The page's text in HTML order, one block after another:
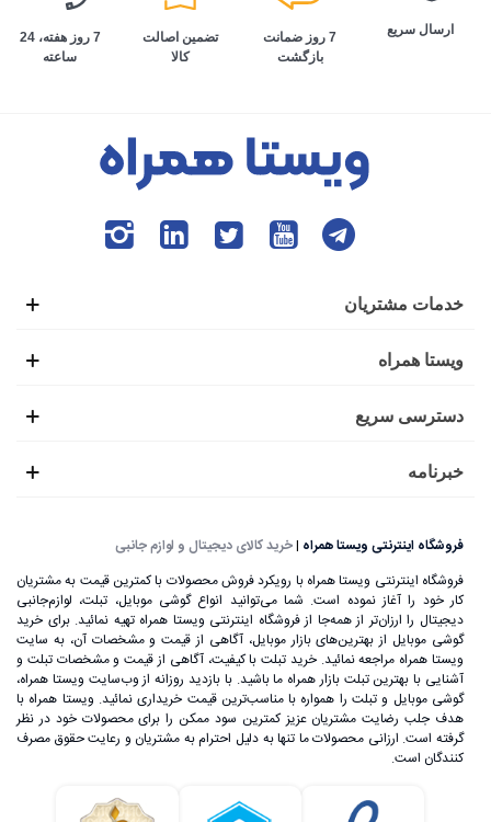
ارسال سریع
7 روز ضمانت
بازگشت
تضمین اصالت
کالا
7 روز هفته، 24
ساعته
خدمات مشتریان
ویستا همراه
دسترسی سریع
خبرنامه
فروشگاه اینترنتی ویستا همراه |خرید کالای دیجیتال و لوازم جانبی
فروشگاه اینترنتی ویستا همراه با رویکرد فروش محصولات با کمترین قیمت به مشتریان
کار خود را آغاز نموده است. شما می‌توانید انواع گوشی موبایل، تبلت، لوازم‌جانبی
دیجیتال را ارزان‌تر از همه‌جا از فروشگاه اینترنتی ویستا همراه تهیه نمائید. برای خرید
گوشی موبایل از بهترین‌های بازار موبایل، آگاهی از قیمت و مشخصات آن، به ‌سایت
ویستا همراه مراجعه نمائید. خرید تبلت با کیفیت، آگاهی از قیمت و مشخصات تبلت و
آشنایی با بهترین تبلت بازار همراه ما باشید. با بازدید روزانه از وب‌سایت ویستا همراه،
گوشی موبایل و تبلت را همواره با مناسب‌ترین قیمت خریداری نمائید. ویستا همراه با
هدف جلب رضایت مشتریان عزیز کمترین سود ممکن را برای محصولات خود در نظر
گرفته است. ارزانی محصولات ما تنها به دلیل احترام به مشتریان و رعایت حقوق مصرف
کنندگان است.